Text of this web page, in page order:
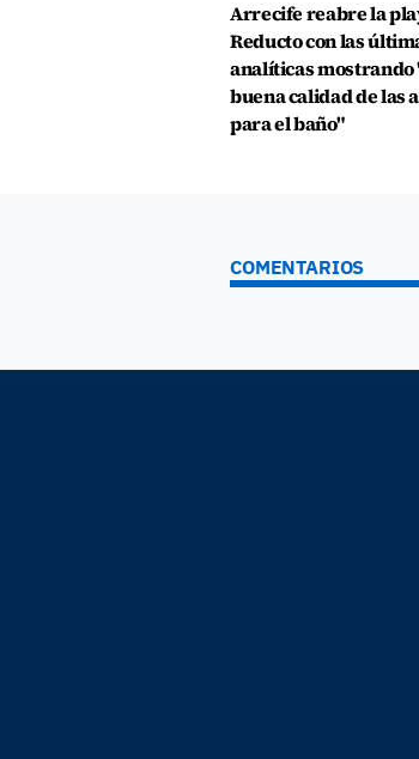
Arrecife reabre la
Reducto con las
analíticas mostrando
buena calidad de las
para el baño"
COMENTARIOS